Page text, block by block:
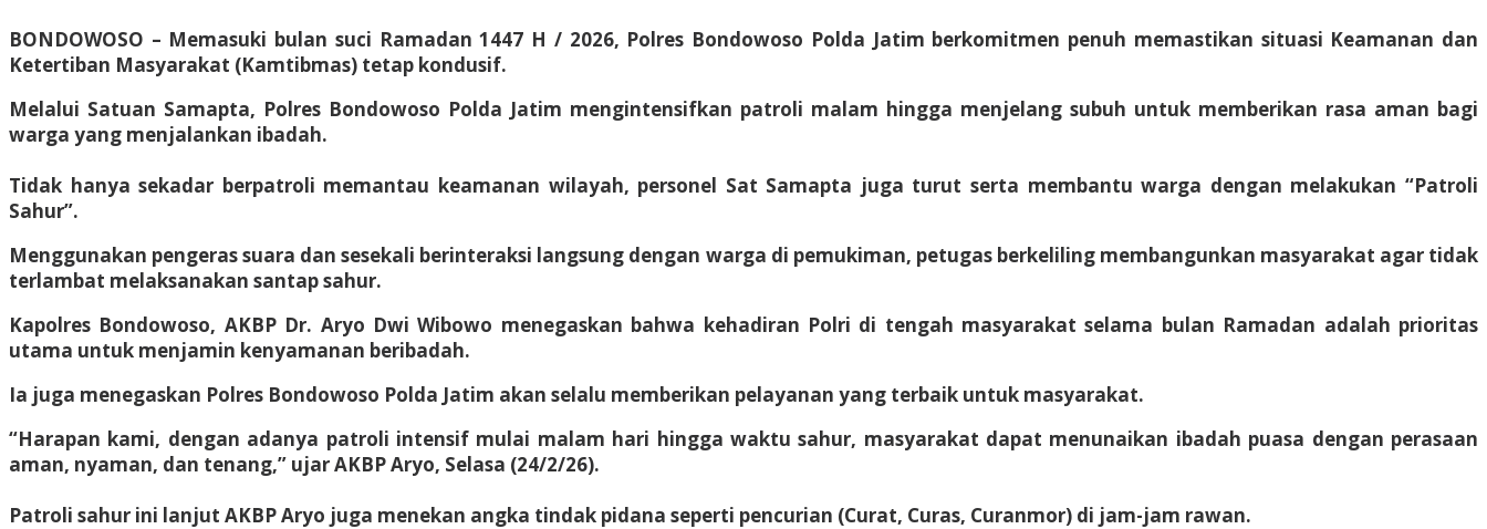
BONDOWOSO – Memasuki bulan suci Ramadan 1447 H / 2026, Polres Bondowoso Polda Jatim berkomitmen penuh memastikan situasi Keamanan dan
Ketertiban Masyarakat (Kamtibmas) tetap kondusif.
Melalui Satuan Samapta, Polres Bondowoso Polda Jatim mengintensifkan patroli malam hingga menjelang subuh untuk memberikan rasa aman bagi
warga yang menjalankan ibadah.
Tidak hanya sekadar berpatroli memantau keamanan wilayah, personel Sat Samapta juga turut serta membantu warga dengan melakukan “Patroli
Sahur”.
Menggunakan pengeras suara dan sesekali berinteraksi langsung dengan warga di pemukiman, petugas berkeliling membangunkan masyarakat agar tidak
terlambat melaksanakan santap sahur.
​Kapolres Bondowoso, AKBP Dr. Aryo Dwi Wibowo menegaskan bahwa kehadiran Polri di tengah masyarakat selama bulan Ramadan adalah prioritas
utama untuk menjamin kenyamanan beribadah.
​Ia juga menegaskan Polres Bondowoso Polda Jatim akan selalu memberikan pelayanan yang terbaik untuk masyarakat.
“Harapan kami, dengan adanya patroli intensif mulai malam hari hingga waktu sahur, masyarakat dapat menunaikan ibadah puasa dengan perasaan
aman, nyaman, dan tenang,” ujar AKBP Aryo, Selasa (24/2/26).
Patroli sahur ini lanjut AKBP Aryo juga menekan angka tindak pidana seperti pencurian (Curat, Curas, Curanmor) di jam-jam rawan.